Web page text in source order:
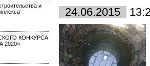
и
КОНКУРСА
2020»
24.06.2015